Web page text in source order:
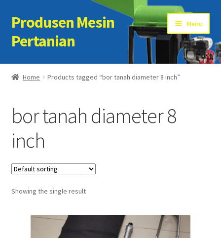
Skip
to
navigation
Skip
to
content
Produsen Mesin
Pertanian
Menu
Home
Cart
Checkout
Kontak Kami
My account
Sample Page
Home Products tagged “bor tanah diameter 8 inch”
bor tanah diameter 8
inch
Showing the single result